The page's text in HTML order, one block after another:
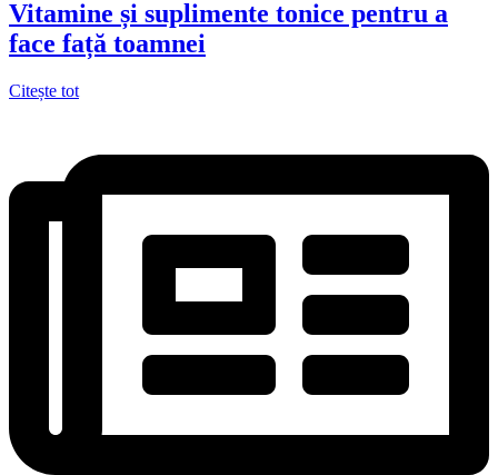
Vitamine și suplimente tonice pentru a
face față toamnei
Citește tot